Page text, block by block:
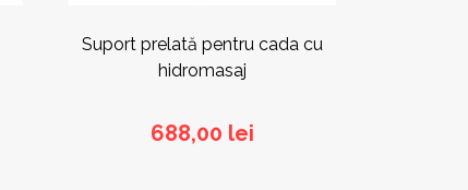
Suport prelată pentru cada cu
hidromasaj
688,00 lei